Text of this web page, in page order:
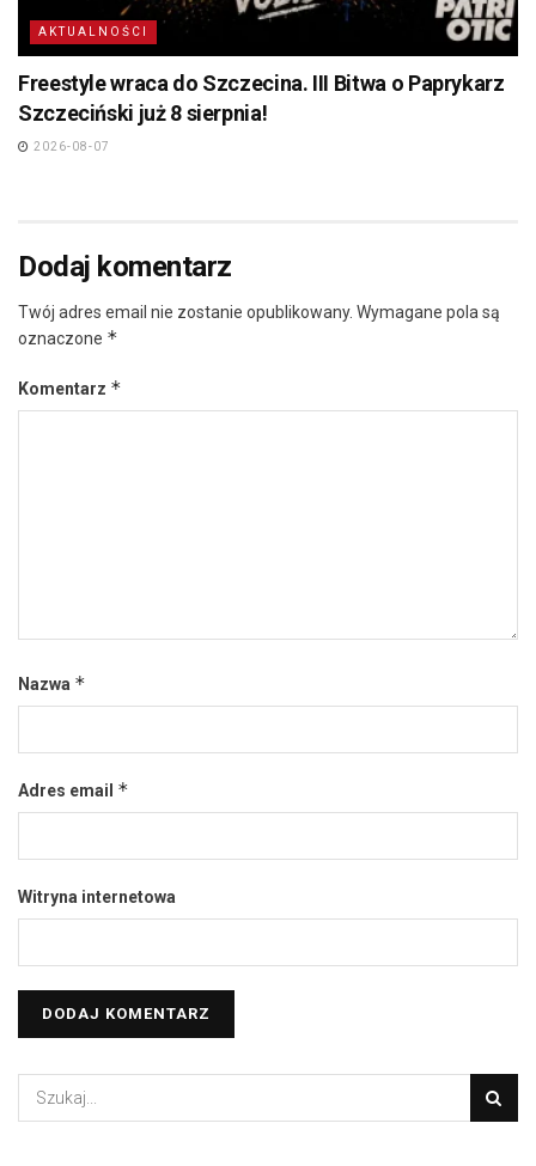
AKTUALNOŚCI
Freestyle wraca do Szczecina. III Bitwa o Paprykarz
Szczeciński już 8 sierpnia!
2026-08-07
Dodaj komentarz
Twój adres email nie zostanie opublikowany. Wymagane pola są
oznaczone *
Komentarz *
Nazwa *
Adres email *
Witryna internetowa